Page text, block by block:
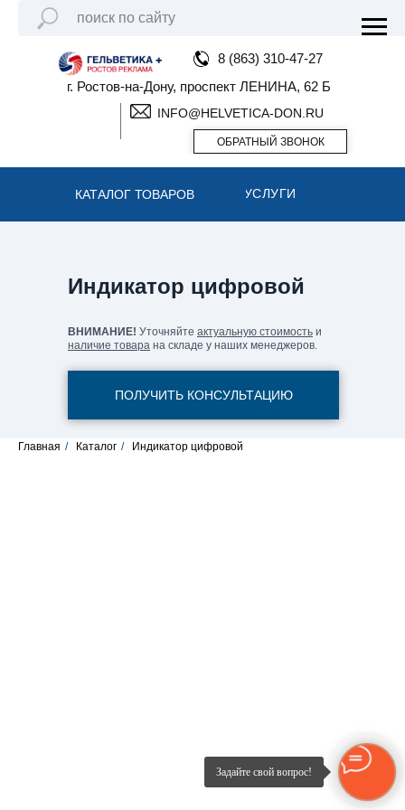
ОБРАТНЫЙ ЗВОНОК
INFO@HELVETICA-DON.RU
г. Ростов-на-Дону, проспект ЛЕНИНА, 62 Б
8 (863) 310-47-27
КАТАЛОГ ТОВАРОВ УСЛУГИ
Индикатор цифровой
ВНИМАНИЕ! Уточняйте актуальную стоимость и
наличие товара на складе у наших менеджеров.
ПОЛУЧИТЬ КОНСУЛЬТАЦИЮ
Главная / Каталог / Индикатор цифровой
Задайте свой вопрос!